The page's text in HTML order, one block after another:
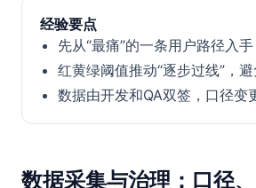
经验要点
先从“最痛”的一条用户路径入手
红黄绿阈值推动“逐步过线”，避
数据由开发和QA双签，口径变
数据采集与治理：口径